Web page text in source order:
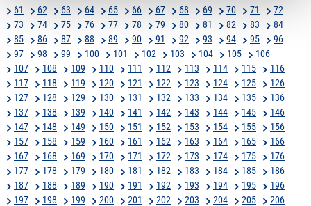
61
62 63 64 65 66 67 68 69 70 71
72
73
74 75 76 77 78 79 80 81 82 83
84
85
86 87 88 89 90 91 92 93 94 95
96
97
98 99 100 101 102 103 104 105
106
107
108 109 110 111 112 113 114 115
116
117
118 119 120 121 122 123 124 125
126
127
128 129 130 131 132 133 134 135
136
137
138 139 140 141 142 143 144 145
146
147
148 149 150 151 152 153 154 155
156
157
158 159 160 161 162 163 164 165
166
167
168 169 170 171 172 173 174 175
176
177
178 179 180 181 182 183 184 185
186
187
188 189 190 191 192 193 194 195
196
197
198 199 200 201 202 203 204 205
206